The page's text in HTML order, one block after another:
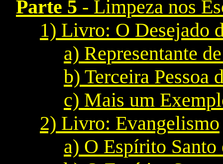
Parte 5 - Limpeza nos
1) Livro: O Desejado
a) Representante
b) Terceira Pessoa
c) Mais um
2) Livro: Evangelismo
a) O Espírito Santo